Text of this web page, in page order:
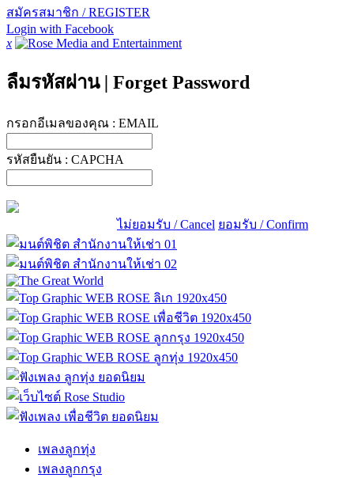
สมัครสมาชิก / REGISTER
Login with Facebook
x
ลืมรหัสผ่าน | Forget Password
กรอกอีเมลของคุณ : EMAIL
รหัสยืนยัน : CAPCHA
ไม่ยอมรับ / Cancel ยอมรับ / Confirm
เพลงลูกทุ่ง
เพลงลูกกรุง